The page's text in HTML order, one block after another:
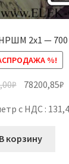
2х1 — 700
%!
₽ 78200,85₽
с НДС :
В корзину